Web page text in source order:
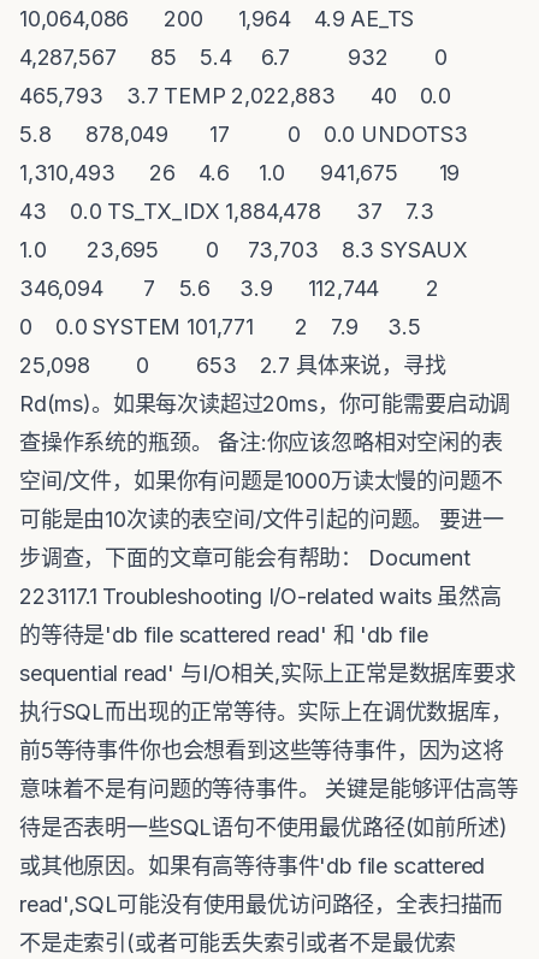
10,064,086 200 1,964 4.9 AE_TS
4,287,567 85 5.4 6.7 932 0
465,793 3.7 TEMP 2,022,883 40 0.0
5.8 878,049 17 0 0.0 UNDOTS3
1,310,493 26 4.6 1.0 941,675 19
43 0.0 TS_TX_IDX 1,884,478 37 7.3
1.0 23,695 0 73,703 8.3 SYSAUX
346,094 7 5.6 3.9 112,744 2
0 0.0 SYSTEM 101,771 2 7.9 3.5
25,098 0 653 2.7 具体来说，寻找
Rd(ms)。如果每次读超过20ms，你可能需要启动调
查操作系统的瓶颈。 备注:你应该忽略相对空闲的表
空间/文件，如果你有问题是1000万读太慢的问题不
可能是由10次读的表空间/文件引起的问题。 要进一
步调查，下面的文章可能会有帮助： Document
223117.1 Troubleshooting I/O-related waits 虽然高
的等待是'db file scattered read' 和 'db file
sequential read' 与I/O相关,实际上正常是数据库要求
执行SQL而出现的正常等待。实际上在调优数据库，
前5等待事件你也会想看到这些等待事件，因为这将
意味着不是有问题的等待事件。 关键是能够评估高等
待是否表明一些SQL语句不使用最优路径(如前所述)
或其他原因。如果有高等待事件'db file scattered
read',SQL可能没有使用最优访问路径，全表扫描而
不是走索引(或者可能丢失索引或者不是最优索